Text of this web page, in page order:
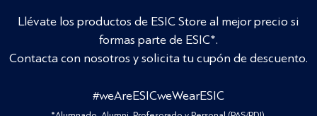
Llévate los productos de ESIC Store al mejor precio si
formas parte de ESIC*.
Contacta con nosotros y solicita tu cupón de descuento.
#weAreESICweWearESIC